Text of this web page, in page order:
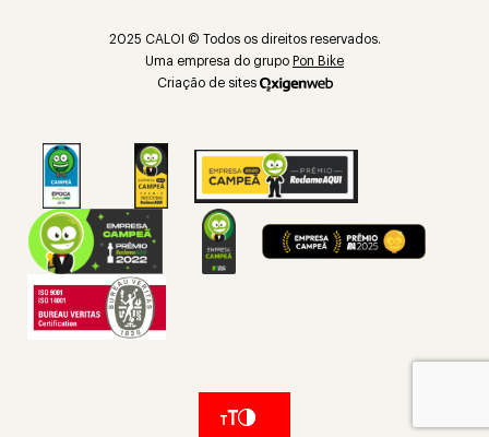
2025 CALOI © Todos os direitos reservados.
Uma empresa do grupo Pon Bike
Criação de sites